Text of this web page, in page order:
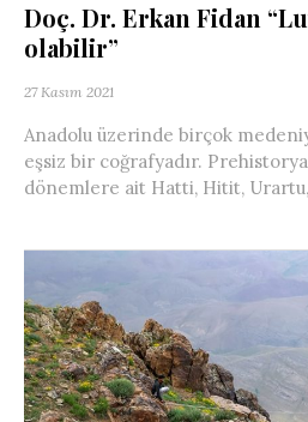
Doç. Dr. Erkan Fidan
olabilir”
27 Kasım 2021
Anadolu üzerinde birçok
eşsiz bir coğrafyadır.
dönemlere ait Hatti, Hitit,